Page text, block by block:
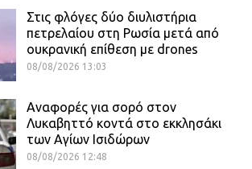
Στις φλόγες δύο διυλιστήρια
πετρελαίου στη Ρωσία μετά από
ουκρανική επίθεση με drones
08/08/2026 13:03
Αναφορές για σορό στον
Λυκαβηττό κοντά στο εκκλησάκι
των Αγίων Ισιδώρων
08/08/2026 12:48